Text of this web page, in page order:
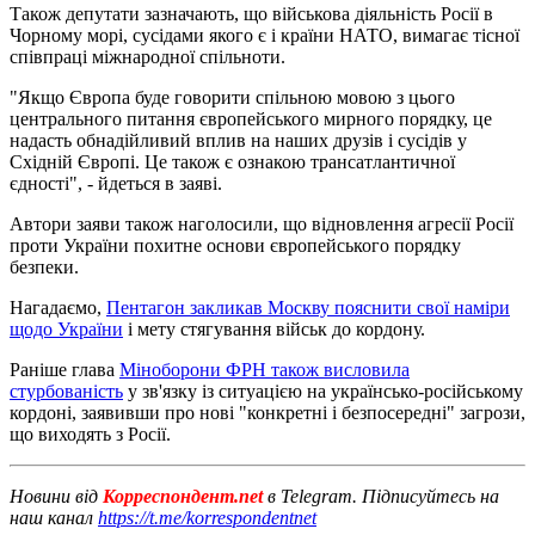
Також депутати зазначають, що військова діяльність Росії в
Чорному морі, сусідами якого є і країни НАТО, вимагає тісної
співпраці міжнародної спільноти.
"Якщо Європа буде говорити спільною мовою з цього
центрального питання європейського мирного порядку, це
надасть обнадійливий вплив на наших друзів і сусідів у
Східній Європі. Це також є ознакою трансатлантичної
єдності", - йдеться в заяві.
Автори заяви також наголосили, що відновлення агресії Росії
проти України похитне основи європейського порядку
безпеки.
Нагадаємо, Пентагон закликав Москву пояснити свої наміри
щодо України і мету стягування військ до кордону.
Раніше глава Міноборони ФРН також висловила
стурбованість у зв'язку із ситуацією на українсько-російському
кордоні, заявивши про нові "конкретні і безпосередні" загрози,
що виходять з Росії.
Новини від Корреспондент.netв Telegram. Підписуйтесь на
наш канал https://t.me/korrespondentnet